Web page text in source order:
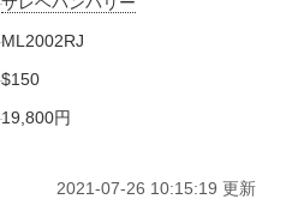
ML2002RJ
$150
19,800円
2021-07-26 10:15:19 更新